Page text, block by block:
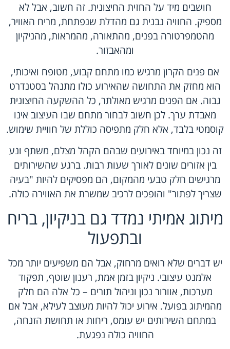
חושבים מיד על החזית החיצונית. זה חשוב, אבל לא
מספיק. החוויה נבנית גם מהדלת שנפתחת, מריח האוויר,
מהטמפרטורה בפנים, מהתאורה, מהמראות, מהניקיון
ומהאבזור.
אם פנים הקרון מרגיש כמו מתחם קבוע, מטופח ואיכותי,
הוא מחזק את התחושה שהאירוע כולו מתנהל בסטנדרט
גבוה. אם הפנים מרגיש מאולתר, כל ההשקעה החיצונית
מאבדת ערך. לכן חשוב לבחור מתחם שבו העיצוב אינו
קוסמטי בלבד, אלא חלק מתפיסה כוללת של חוויית שימוש.
זה נכון במיוחד באירועים שבהם הקהל מצלם, משתף ונע
בין אזורים שונים לאורך שעות רבות. ברגע שהשירותים
מרגישים חלק טבעי מהמקום, הם מפסיקים להיות "בעיה
שצריך לפתור" והופכים לרכיב שמשרת את האווירה כולה.
מיתוג אמיתי נמדד גם בניקיון, בריח
ובתפעול
יש דברים שלא רואים מרחוק, אבל הם משפיעים יותר מכל
אלמנט עיצובי. ניקיון בזמן אמת, רענון שוטף, תפקוד
מערכות, אוורור נכון וניהול תורים – כל אלה הם חלק
מהמיתוג בפועל. אירוע יכול להיות מעוצב לעילא, אבל אם
במתחם השירותים יש עומס, ריחות או תחושת הזנחה,
החוויה כולה נפגעת.